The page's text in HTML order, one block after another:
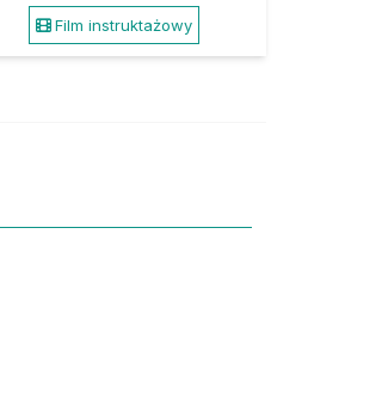
Film instruktażowy